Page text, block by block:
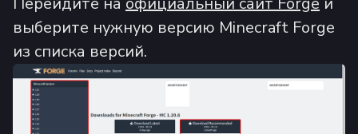
выберите нужную версию Minecraft Forge
из списка версий.